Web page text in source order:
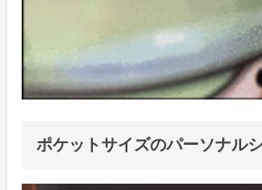
ポケットサイズのパーソナル